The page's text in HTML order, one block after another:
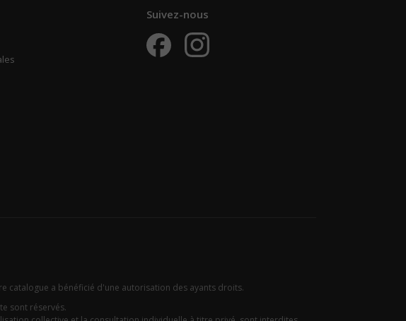
Suivez-nous
catalogue a bénéficié d'une autorisation des ayants droits.
sont réservés.